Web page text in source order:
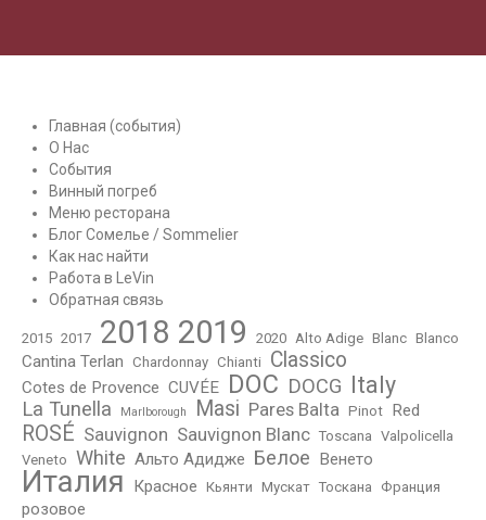
Главная (события)
О Нас
События
Винный погреб
Меню ресторана
Блог Сомелье / Sommelier
Как нас найти
Работа в LeVin
Обратная связь
2015 2017 2018 2019 2020 Alto Adige Blanc Blanco
Cantina Terlan Chardonnay Chianti Classico
Cotes de Provence CUVÉE DOC DOCG Italy
La Tunella Marlborough Masi Pares Balta Pinot Red
ROSÉ Sauvignon Sauvignon Blanc Toscana Valpolicella
Veneto White Альто Адидже Белое Венето
Италия Красное Кьянти Мускат Тоскана Франция
розовое